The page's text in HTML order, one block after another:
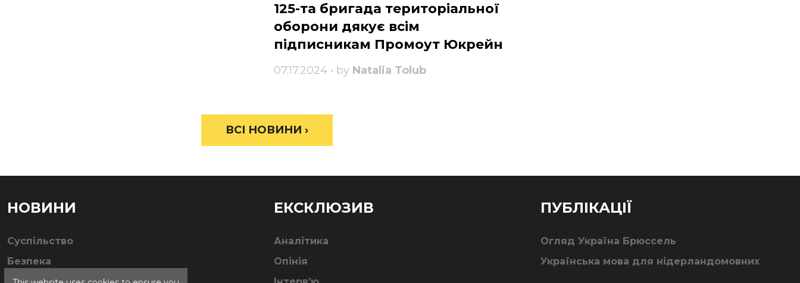
125-та бригада територіальної
оборони дякує всім
підписникам Промоут Юкрейн
07.17.2024 • by Natalia Tolub
ВСІ НОВИНИ ›
НОВИНИ
Суспільство
Безпека
ЕКСКЛЮЗИВ
Аналітика
Опінія
ПУБЛІКАЦІЇ
Огляд Україна Брюссель
Українська мова для нідерландомовних